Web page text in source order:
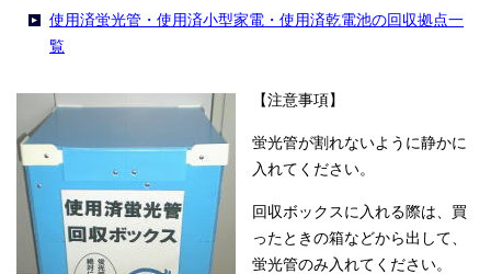
使用済蛍光管・使用済小型家電・使用済乾電池の回収拠点一
覧
【注意事項】
蛍光管が割れないように静かに
入れてください。
回収ボックスに入れる際は、買
ったときの箱などから出して、
蛍光管のみ入れてください。